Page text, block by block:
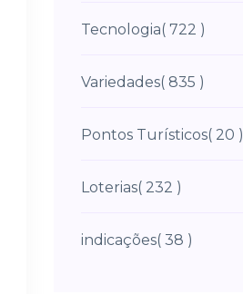
Tecnologia( 722 )
Variedades( 835 )
Pontos Turísticos( 20 )
Loterias( 232 )
indicações( 38 )